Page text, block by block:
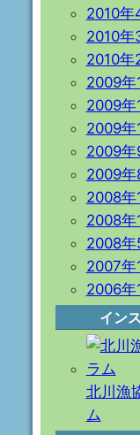
2010年
2010年
2010年
2009年
2009年
2009年
2009年
2009年
2008年
2008年
2008年
2007年
2006年
イン
北川漁
ム